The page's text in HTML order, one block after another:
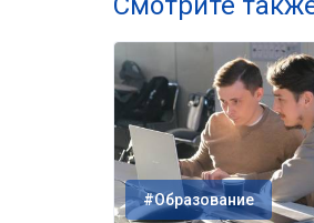
#Образование